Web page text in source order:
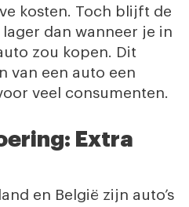
kosten. Toch blijft de
dan wanneer je in
zou kopen. Dit
van een auto een
veel consumenten.
Extra
en België zijn auto’s